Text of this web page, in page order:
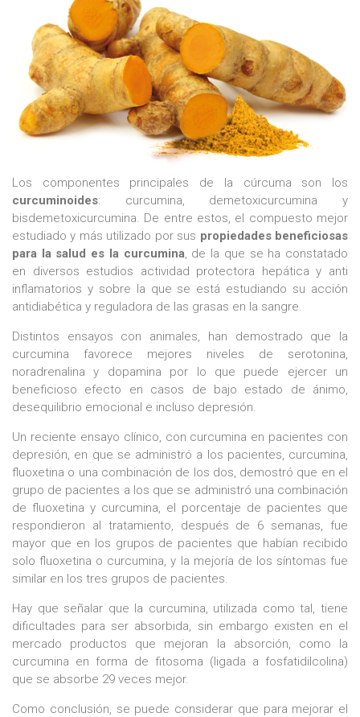
Los componentes principales de la cúrcuma son los
curcuminoides: curcumina, demetoxicurcumina y
bisdemetoxicurcumina. De entre estos, el compuesto mejor
estudiado y más utilizado por sus propiedades beneficiosas
para la salud es la curcumina, de la que se ha constatado
en diversos estudios actividad protectora hepática y anti
inflamatorios y sobre la que se está estudiando su acción
antidiabética y reguladora de las grasas en la sangre.
Distintos ensayos con animales, han demostrado que la
curcumina favorece mejores niveles de serotonina,
noradrenalina y dopamina por lo que puede ejercer un
beneficioso efecto en casos de bajo estado de ánimo,
desequilibrio emocional e incluso depresión.
Un reciente ensayo clínico, con curcumina en pacientes con
depresión, en que se administró a los pacientes, curcumina,
fluoxetina o una combinación de los dos, demostró que en el
grupo de pacientes a los que se administró una combinación
de fluoxetina y curcumina, el porcentaje de pacientes que
respondieron al tratamiento, después de 6 semanas, fue
mayor que en los grupos de pacientes que habían recibido
solo fluoxetina o curcumina, y la mejoría de los síntomas fue
similar en los tres grupos de pacientes.
Hay que señalar que la curcumina, utilizada como tal, tiene
dificultades para ser absorbida, sin embargo existen en el
mercado productos que mejoran la absorción, como la
curcumina en forma de fitosoma (ligada a fosfatidilcolina)
que se absorbe 29 veces mejor.
Como conclusión, se puede considerar que para mejorar el